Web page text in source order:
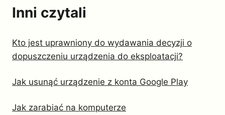
Inni czytali
Kto jest uprawniony do wydawania decyzji o
dopuszczeniu urządzenia do eksploatacji?
Jak usunąć urządzenie z konta Google Play
Jak zarabiać na komputerze